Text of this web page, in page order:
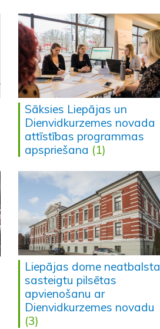
Sāksies Liepājas un
Dienvidkurzemes novada
attīstības programmas
apspriešana (1)
Liepājas dome neatbalsta
sasteigtu pilsētas
apvienošanu ar
Dienvidkurzemes novadu
(3)